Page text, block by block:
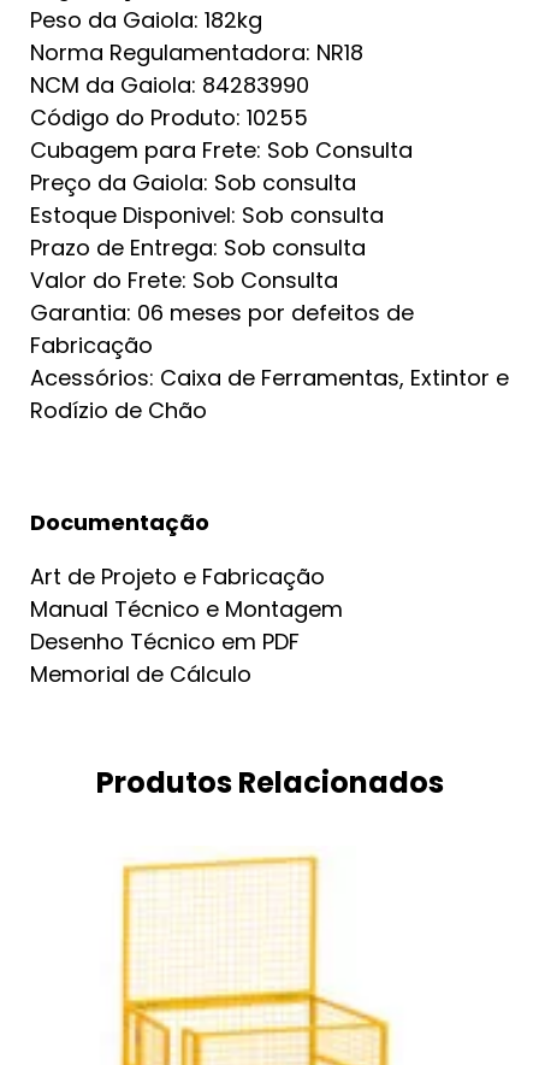
Peso da Gaiola: 182kg
Norma Regulamentadora: NR18
NCM da Gaiola: 84283990
Código do Produto: 10255
Cubagem para Frete: Sob Consulta
Preço da Gaiola: Sob consulta
Estoque Disponivel: Sob consulta
Prazo de Entrega: Sob consulta
Valor do Frete: Sob Consulta
Garantia: 06 meses por defeitos de
Fabricação
Acessórios: Caixa de Ferramentas, Extintor e
Rodízio de Chão
Documentação
Art de Projeto e Fabricação
Manual Técnico e Montagem
Desenho Técnico em PDF
Memorial de Cálculo
Produtos Relacionados